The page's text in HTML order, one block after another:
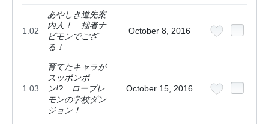
1.02
あやしき道先案
内人！ 拙者ナ
ビモンでござ
る！
October 8, 2016
1.03
育てたキャラが
スッポンポ
ン!? ロープレ
モンの学校ダン
ジョン！
October 15, 2016